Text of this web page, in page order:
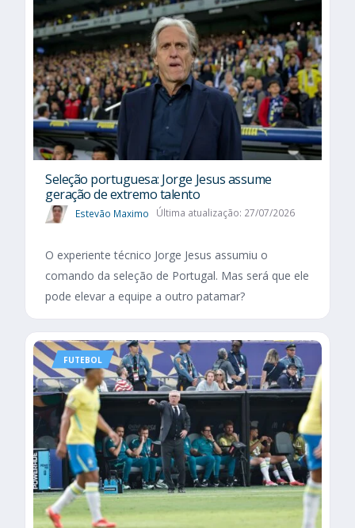
Seleção portuguesa: Jorge Jesus assume
geração de extremo talento
Estevão Maximo Última atualização: 27/07/2026
O experiente técnico Jorge Jesus assumiu o
comando da seleção de Portugal. Mas será que ele
pode elevar a equipe a outro patamar?
FUTEBOL